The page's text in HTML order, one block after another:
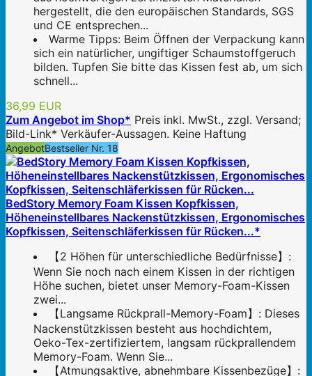
hergestellt, die den europäischen Standards, SGS
und CE entsprechen...
Warme Tipps: Beim Öffnen der Verpackung kann
sich ein natürlicher, ungiftiger Schaumstoffgeruch
bilden. Tupfen Sie bitte das Kissen fest ab, um sich
schnell...
36,99 EUR
Zum Angebot im Shop* Preis inkl. MwSt., zzgl. Versand;
Bild-Link* Verkäufer-Aussagen. Keine Haftung
AngebotBestseller Nr. 18
BedStory Memory Foam Kissen Kopfkissen,
Höheneinstellbares Nackenstützkissen, Ergonomisches
Kopfkissen, Seitenschläferkissen für Rücken...*
【2 Höhen für unterschiedliche Bedürfnisse】:
Wenn Sie noch nach einem Kissen in der richtigen
Höhe suchen, bietet unser Memory-Foam-Kissen
zwei...
【Langsame Rückprall-Memory-Foam】: Dieses
Nackenstützkissen besteht aus hochdichtem,
Oeko-Tex-zertifiziertem, langsam rückprallendem
Memory-Foam. Wenn Sie...
【Atmungsaktive, abnehmbare Kissenbezüge】: